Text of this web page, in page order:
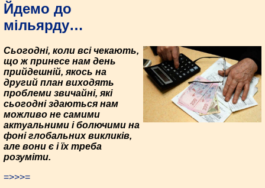
Йдемо до
мільярду…
Сьогодні, коли всі чекають,
що ж принесе нам день
прийдешній, якось на
другий план виходять
проблеми звичайні, які
сьогодні здаються нам
можливо не самими
актуальними і болючими на
фоні глобальних викликів,
але вони є і їх треба
розуміти.
=>>>=